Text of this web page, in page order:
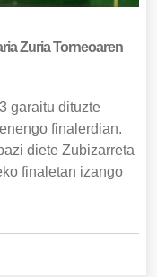
Zuria Torneoaren
garaitu dituzte
finalerdian.
diete Zubizarreta
finaletan izango